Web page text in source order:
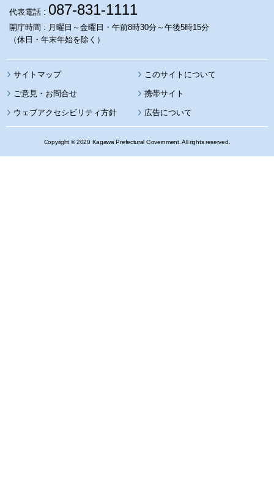
代表電話 : 087-831-1111
開庁時間 : 月曜日～金曜日・午前8時30分～午後5時15分
（休日・年末年始を除く）
サイトマップ このサイトについて
携帯サイト
ウェブアクセシビリティ方針 広告について
Copyright © 2020 Kagawa Prefectural Government. All rights reserved.